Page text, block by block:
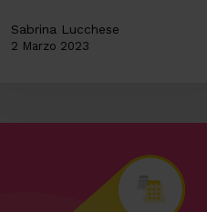
Sabrina Lucchese
2 Marzo 2023